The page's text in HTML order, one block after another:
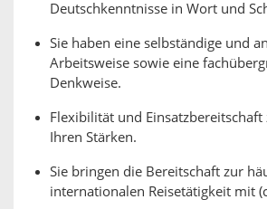
Deutschkenntnisse in Wort und
Sie haben eine selbständige und
Arbeitsweise sowie eine
Denkweise.
Flexibilität und Einsatzbereitschaft
Ihren Stärken.
Sie bringen die Bereitschaft zur
internationalen Reisetätigkeit mit